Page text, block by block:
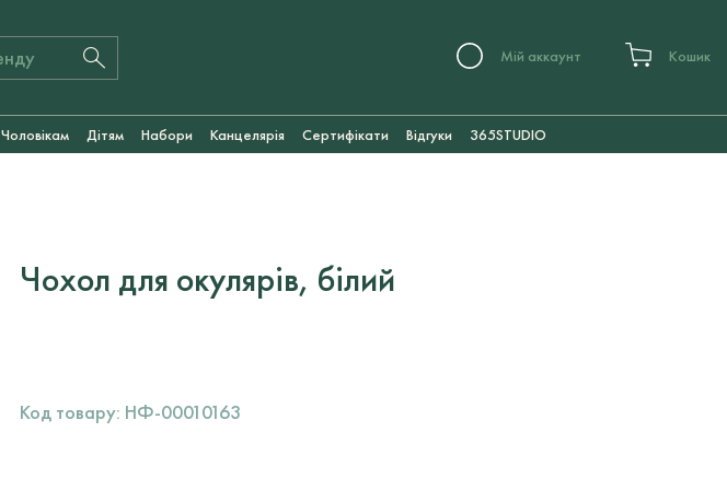
Мій аккаунт Кошик
Чоловікам Дітям Набори Канцелярія Сертифікати Відгуки 365STUDIO
Чохол для окулярів, білий
Код товару: НФ-00010163